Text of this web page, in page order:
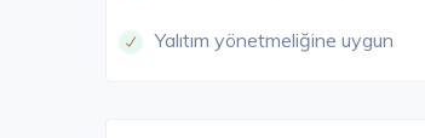
Yalıtım yönetmeliğine uygun
Almina Tower İstanbul